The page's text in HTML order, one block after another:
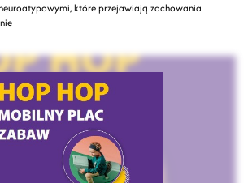
które przejawiają zachowania